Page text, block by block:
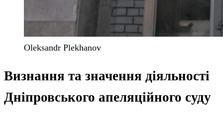
Oleksandr Plekhanov
Визнання та значення діяльності
Дніпровського апеляційного суду